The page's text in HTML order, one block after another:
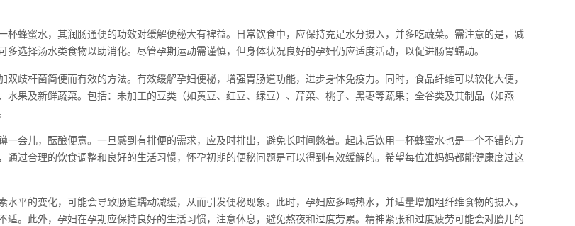
杯蜂蜜水，其润肠通便的功效对缓解便秘大有裨益。日常饮食中，应保持充足水分摄入，并多吃蔬菜。需注意的是，减
多选择汤水类食物以助消化。尽管孕期运动需谨慎，但身体状况良好的孕妇仍应适度活动，以促进肠胃蠕动。
双歧杆菌简便而有效的方法。有效缓解孕妇便秘，增强胃肠道功能，进步身体免疫力。同时，食品纤维可以软化大便，
水果及新鲜蔬菜。包括：未加工的豆类（如黄豆、红豆、绿豆）、芹菜、桃子、黑枣等蔬果；全谷类及其制品（如燕
一会儿，酝酿便意。一旦感到有排便的需求，应及时排出，避免长时间憋着。起床后饮用一杯蜂蜜水也是一个不错的方
通过合理的饮食调整和良好的生活习惯，怀孕初期的便秘问题是可以得到有效缓解的。希望每位准妈妈都能健康度过这
水平的变化，可能会导致肠道蠕动减缓，从而引发便秘现象。此时，孕妇应多喝热水，并适量增加粗纤维食物的摄入，
适。此外，孕妇在孕期应保持良好的生活习惯，注意休息，避免熬夜和过度劳累。精神紧张和过度疲劳可能会对胎儿的